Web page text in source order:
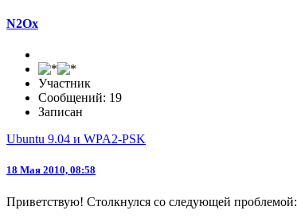
N2Ox
Участник
Сообщений: 19
Записан
Ubuntu 9.04 и WPA2-PSK
18 Мая 2010, 08:58
Приветствую! Столкнулся со следующей проблемой: